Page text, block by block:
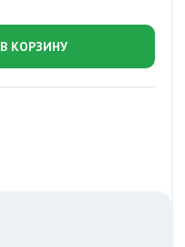
В КОРЗИНУ